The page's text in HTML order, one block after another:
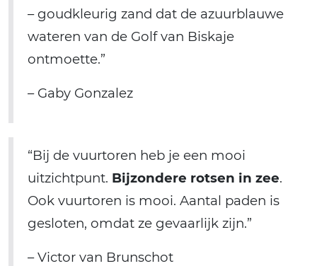
– goudkleurig zand dat de azuurblauwe
wateren van de Golf van Biskaje
ontmoette.”
– Gaby Gonzalez
“Bij de vuurtoren heb je een mooi
uitzichtpunt. Bijzondere rotsen in zee.
Ook vuurtoren is mooi. Aantal paden is
gesloten, omdat ze gevaarlijk zijn.”
– Victor van Brunschot